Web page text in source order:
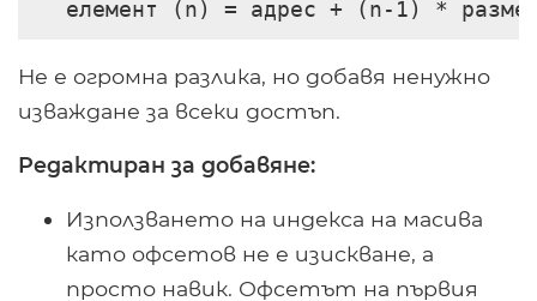
елемент (n) = адрес + (n-1) *
Не е огромна разлика, но добавя ненужно
изваждане за всеки достъп.
Редактиран за добавяне:
Използването на индекса на масива
като офсетов не е изискване, а
просто навик. Офсетът на първия